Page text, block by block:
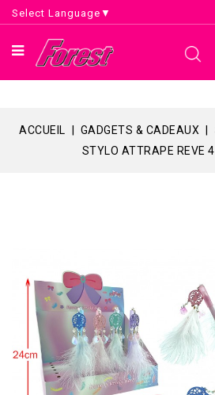
Select Language ▼
ACCUEIL GADGETS & CADEAUX
STYLO ATTRAPE REVE